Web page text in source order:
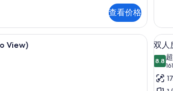
查看价格
的
所
有
Non-
Area
多
信
舒适单人房 (No View) | 羽绒被、客房内保
View)
显
示
双
人
7
双人
8.8
8.8
条
点